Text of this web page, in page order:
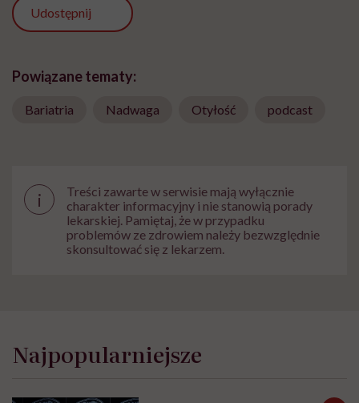
Udostępnij
Powiązane tematy:
Bariatria Nadwaga Otyłość podcast
i
Treści zawarte w serwisie mają wyłącznie
charakter informacyjny i nie stanowią porady
lekarskiej. Pamiętaj, że w przypadku
problemów ze zdrowiem należy bezwzględnie
skonsultować się z lekarzem.
Najpopularniejsze